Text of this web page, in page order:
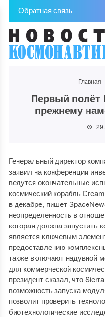
Обратная связь
Главная
Первый полёт
прежнему
Генеральный директор
заявил на конференции
ведутся окончательные
космический корабль
в декабре, пишет
неопределенность в
которая должна запустить
является ключевым
предоставлению
также включают надувной
для коммерческой
президент сказал, что
возможность запуска
позволит проверить
биотехнологические